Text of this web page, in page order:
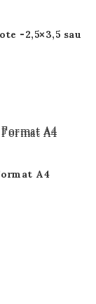
-2,5×3,5 sau
multe
A4